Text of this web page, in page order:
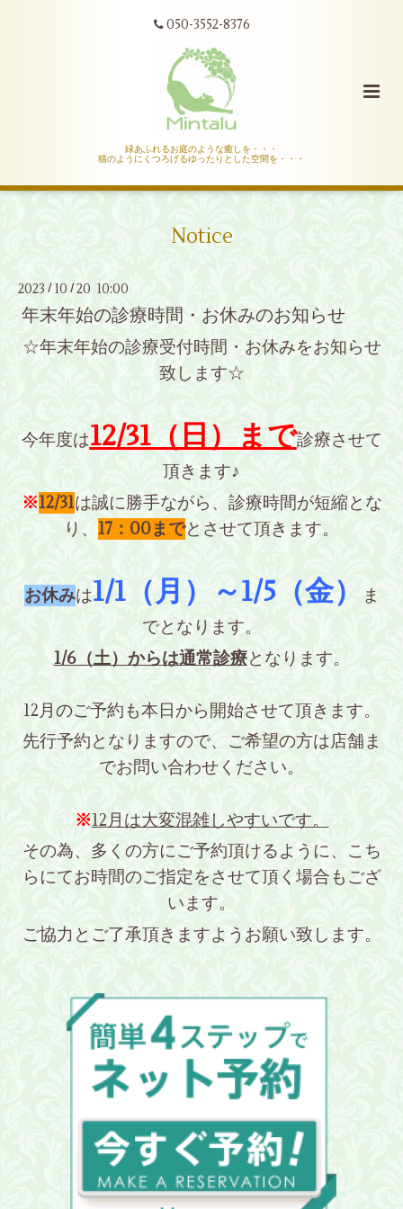
050-3552-8376
緑あふれるお庭のような癒しを・・・
猫のようにくつろげるゆったりとした空間を・・・
Notice
2023 / 10 /20 10:00
年末年始の診療時間・お休みのお知らせ
☆年末年始の診療受付時間・お休みをお知らせ
致します☆
今年度は12/31（日）まで診療させて
頂きます♪
※12/31は誠に勝手ながら、診療時間が短縮とな
り、 17：00までとさせて頂きます。
お休みは1/1（月）～1/5（金）
ま
でとなります。
1/6（土）からは通常診療となります。
12月のご予約も本日から開始させて頂きます。
先行予約となりますので、ご希望の方は店舗ま
でお問い合わせください。
※12月は大変混雑しやすいです。
その為、多くの方にご予約頂けるように、こち
らにてお時間のご指定をさせて頂く場合もござ
います。
ご協力とご了承頂きますようお願い致します。